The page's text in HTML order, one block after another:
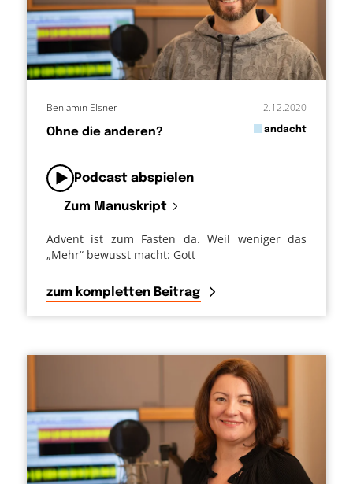
Ohne die anderen?
2.12.2020
inandacht
Benjamin Elsner
Podcast abspielen
Zum Manuskript
Advent ist zum Fasten da. Weil weniger das
„Mehr“ bewusst macht: Gott
zum kompletten Beitrag